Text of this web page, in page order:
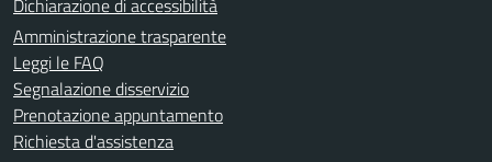
Amministrazione trasparente
Leggi le FAQ
Segnalazione disservizio
Prenotazione appuntamento
Richiesta d'assistenza